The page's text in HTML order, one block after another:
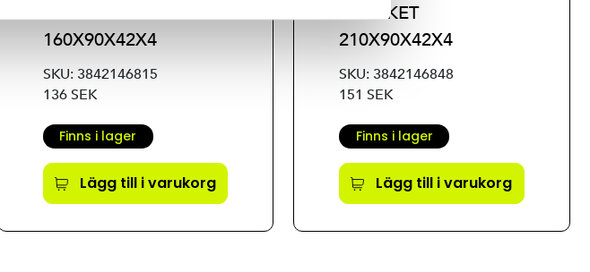
BRACKET
160X90X42X4
SKU: 3842146815
136 SEK
Finns i lager
Lägg till i varukorg
BRACKET
210X90X42X4
SKU: 3842146848
151 SEK
Finns i lager
Lägg till i varukorg